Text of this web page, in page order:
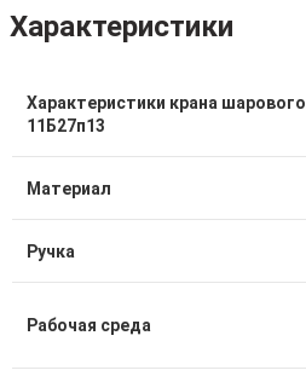
Характеристики
Характеристики крана шарового
11Б27п13
Материал
Ручка
Рабочая среда